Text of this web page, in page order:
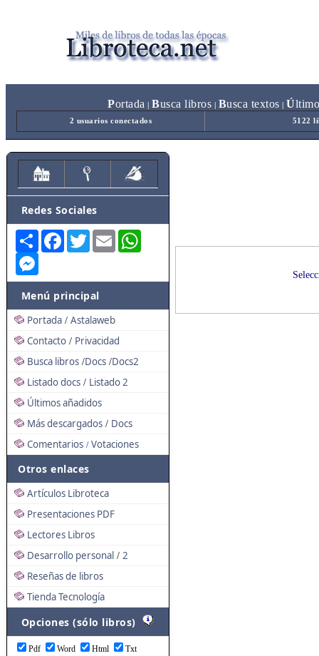
Portada Busca libros Busca textos Ú
2 usuarios conectados 5122
Redes Sociales
Share FacebookTwitterEmail
Menú principal
Portada / Astalaweb
Contacto / Privacidad
Busca libros /Docs /Docs2
Listado docs / Listado 2
Últimos añadidos
Más descargados / Docs
Comentarios / Votaciones
Otros enlaces
Artículos Libroteca
Presentaciones PDF
Lectores Libros
Desarrollo personal / 2
Reseñas de libros
Tienda Tecnología
Opciones (sólo libros)
Pdf Word Html Txt